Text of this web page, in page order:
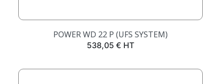
POWER WD 22 P (UFS SYSTEM)
Prix
538,05 € HT